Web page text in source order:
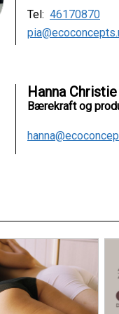
Tel: 46170870
Hanna Christie
Bærekraft og